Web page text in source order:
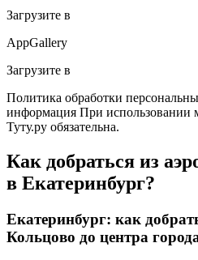
Загрузите в
AppGallery
Загрузите в
Политика обработки
информация При использовании
Туту.ру обязательна.
Как добраться из
в Екатеринбург?
Екатеринбург: как
Кольцово до центра